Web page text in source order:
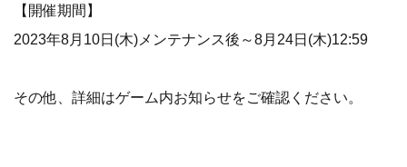
【開催期間】
2023年8月10日(木)メンテナンス後～8月24日(木)12:59
その他、詳細はゲーム内お知らせをご確認ください。